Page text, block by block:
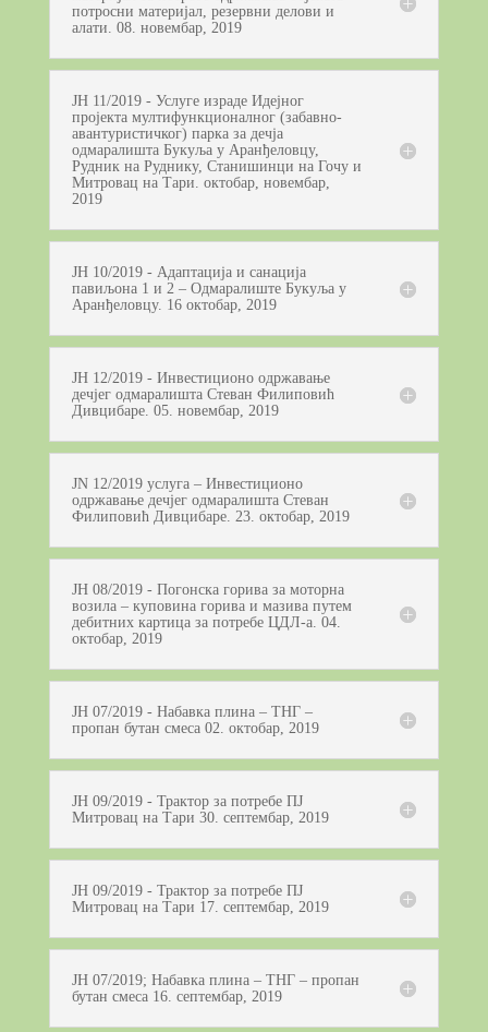
потросни материјал, резервни делови и
алати. 08. новембар, 2019
ЈН 11/2019 - Услуге израде Идејног
пројекта мултифункционалног (забавно-
авантуристичког) парка за дечја
одмаралишта Букуља у Аранђеловцу,
Рудник на Руднику, Станишинци на Гочу и
Митровац на Тари. октобар, новембар,
2019
ЈН 10/2019 - Адаптација и санација
павиљона 1 и 2 – Одмаралиште Букуља у
Аранђеловцу. 16 октобар, 2019
ЈН 12/2019 - Инвестиционо одржавање
дечјег одмаралишта Стеван Филиповић
Дивцибаре. 05. новембар, 2019
JN 12/2019 услуга – Инвестиционо
одржавање дечјег одмаралишта Стеван
Филиповић Дивцибаре. 23. октобар, 2019
ЈН 08/2019 - Погонска горива за моторнa
возила – куповина горива и мазива путем
дебитних картица за потребе ЦДЛ-а. 04.
октобар, 2019
ЈН 07/2019 - Набавка плина – ТНГ –
пропан бутан смеса 02. октобар, 2019
ЈН 09/2019 - Трактор за потребе ПЈ
Митровац на Тари 30. септембар, 2019
ЈН 09/2019 - Трактор за потребе ПЈ
Митровац на Тари 17. септембар, 2019
ЈН 07/2019; Набавка плина – ТНГ – пропан
бутан смеса 16. септембар, 2019